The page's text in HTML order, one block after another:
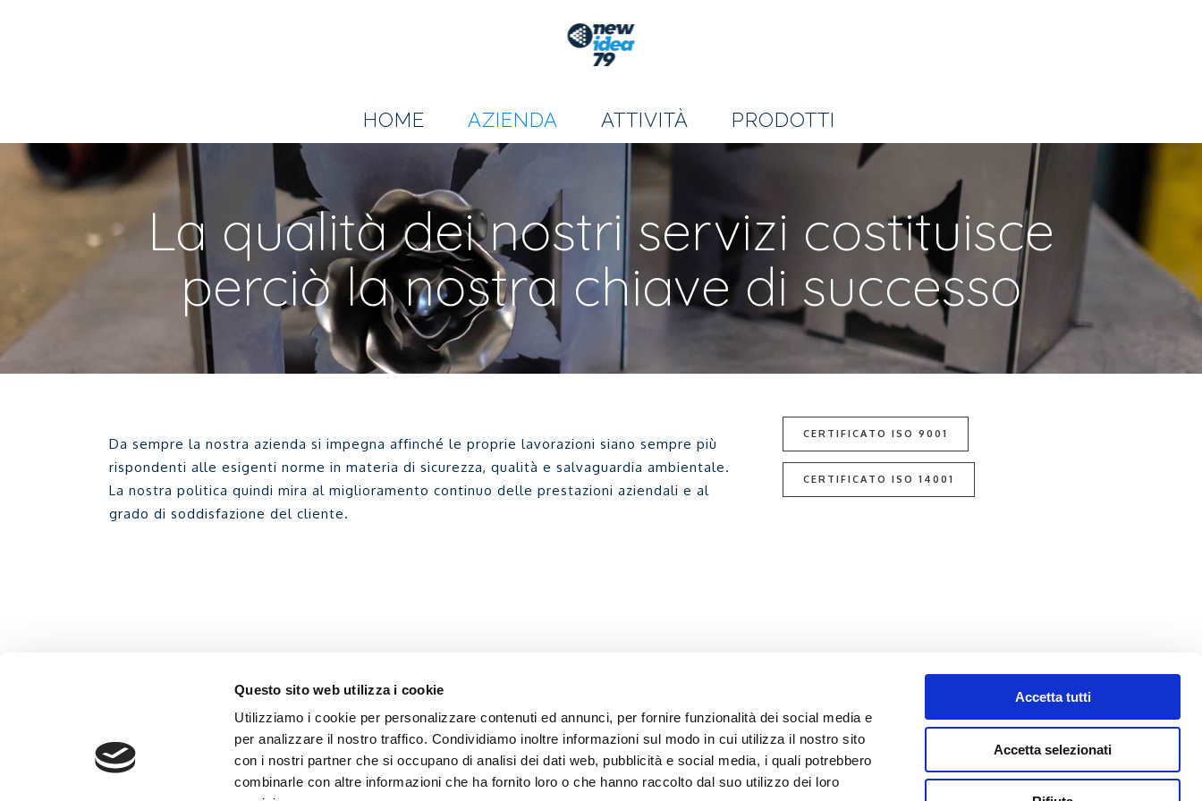
Questo sito web utilizza i cookie
Utilizziamo i cookie per personalizzare contenuti ed annunci, per fornire funzionalità dei social media e
per analizzare il nostro traffico. Condividiamo inoltre informazioni sul modo in cui utilizza il nostro sito
con i nostri partner che si occupano di analisi dei dati web, pubblicità e social media, i quali potrebbero
combinarle con altre informazioni che ha fornito loro o che hanno raccolto dal suo utilizzo dei loro
Accetta tutti
Accetta selezionati
HOME AZIENDA ATTIVITÀ PRODOTTI
La qualità dei nostri servizi costituisce
perciò la nostra chiave di successo
Da sempre la nostra azienda si impegna affinché le proprie lavorazioni siano sempre più
rispondenti alle esigenti norme in materia di sicurezza, qualità e salvaguardia ambientale.
La nostra politica quindi mira al miglioramento continuo delle prestazioni aziendali e al
grado di soddisfazione del cliente.
CERTIFICATO ISO 9001
CERTIFICATO ISO 14001
Sede Amministrativa
Laboratorio